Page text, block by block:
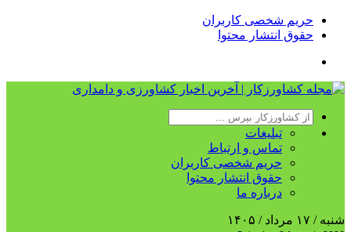
حریم شخصی کاربران
حقوق انتشار محتوا
تبلیغات
تماس و ارتباط
حریم شخصی کاربران
حقوق انتشار محتوا
درباره ما
شنبه / ۱۷ مرداد / ۱۴۰۵